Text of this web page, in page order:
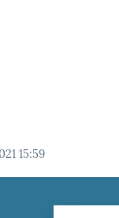
15:59